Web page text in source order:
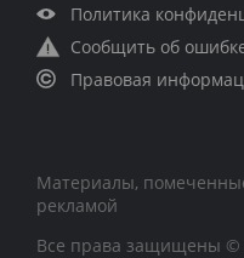
Политика
Сообщить об
Правовая
Материалы,
рекламой
Все права защищены ©